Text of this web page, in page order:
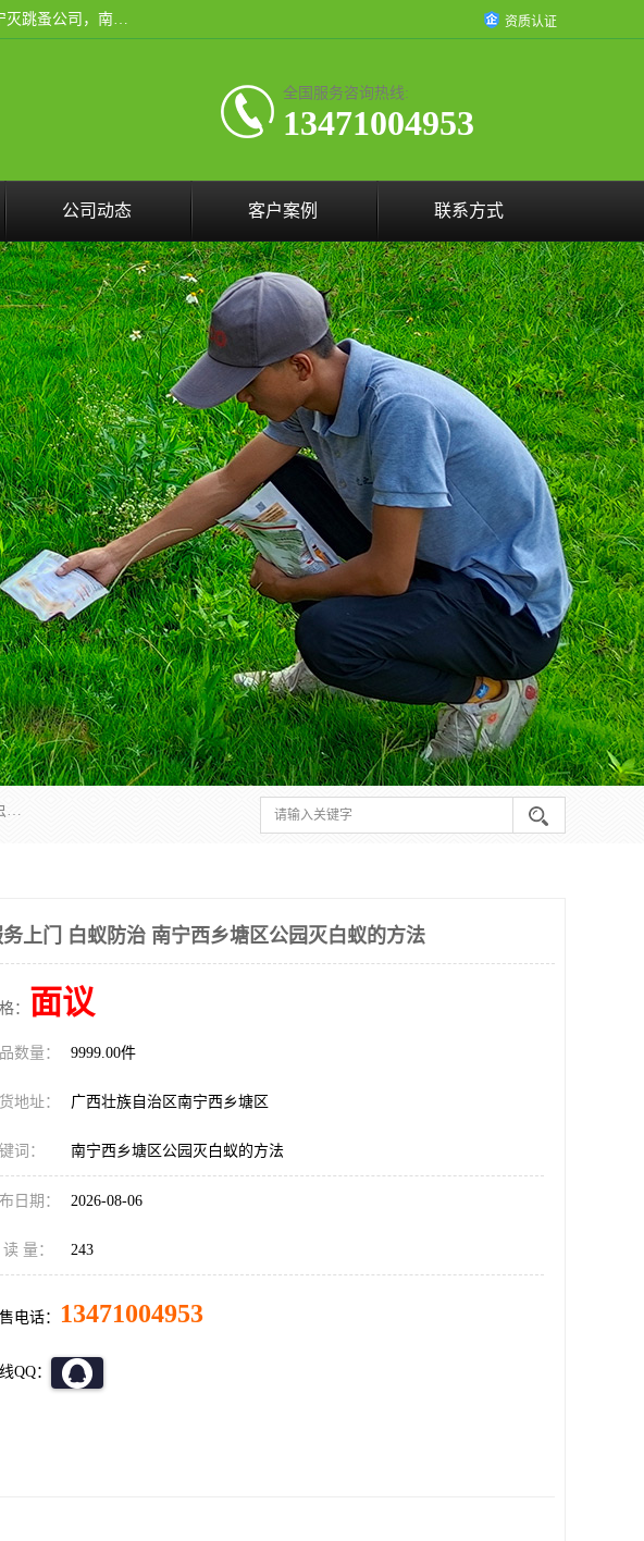
广西亿之豪有害生物防治服务有限公司是一家南宁灭鼠公司、灭蟑螂公司，南宁杀虫公司，南宁除虫公司，南宁灭跳蚤公司，南宁灭白蚁公司，南宁除四害公司,广西亿之豪有害生物防治服务有限公司专业灭蟑螂,除臭虫,其他害虫,服务上门,安全环保,售后保障,一次消杀，竭诚为您服务. 资质认证
全国服务咨询热线:
13471004953
公司动态 客户案例 联系方式
广西亿之豪有害生物防治服务有限公司是一家南宁灭鼠公司、灭蟑螂公司，南宁杀虫公司，南宁除虫公司，南宁灭跳蚤公司，南宁灭白蚁公司，南宁除四害公司,广西亿之豪有害生物防治服务有限公司专业灭蟑螂,除臭虫,其他害虫,服务上门,安全环保,售后保障,一次消杀，竭诚为您服务.
务上门 白蚁防治 南宁西乡塘区公园灭白蚁的方法
： 面议
数量： 9999.00件
地址： 广西壮族自治区南宁西乡塘区
词： 南宁西乡塘区公园灭白蚁的方法
日期： 2026-08-06
量： 243
电话： 13471004953
QQ：